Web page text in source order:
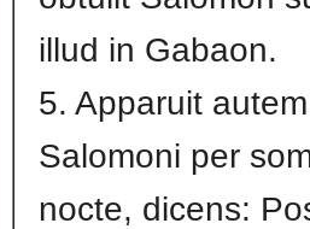
illud in Gabaon.
5. Apparuit
Salomoni per
nocte, dicens: